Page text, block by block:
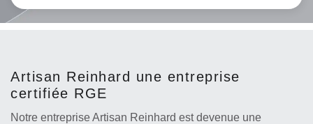
Artisan Reinhard une entreprise
certifiée RGE
Notre entreprise Artisan Reinhard est devenue une